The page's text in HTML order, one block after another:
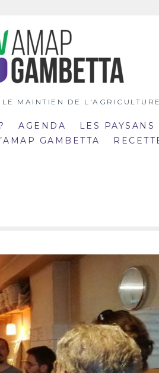
MAINTIEN DE
AGENDA LES PAYSANS
GAMBETTA
21
20:30
Cyclofficine
28
Juil
19:00
20:30
Cyclofficine